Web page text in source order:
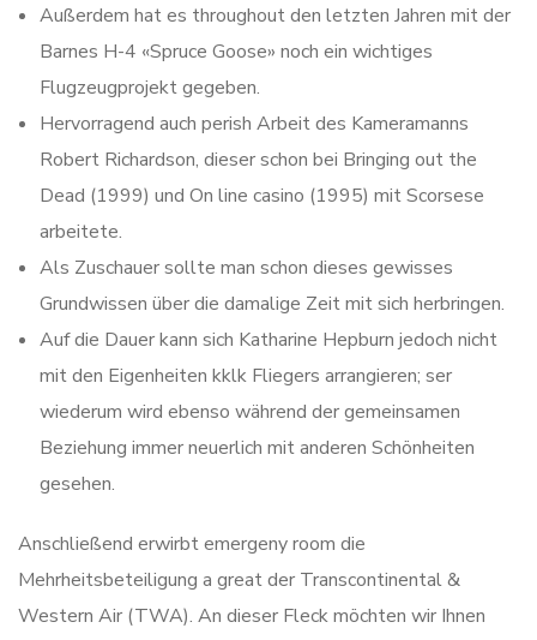
Außerdem hat es throughout den letzten Jahren mit der
Barnes H-4 «Spruce Goose» noch ein wichtiges
Flugzeugprojekt gegeben.
Hervorragend auch perish Arbeit des Kameramanns
Robert Richardson, dieser schon bei Bringing out the
Dead (1999) und On line casino (1995) mit Scorsese
arbeitete.
Als Zuschauer sollte man schon dieses gewisses
Grundwissen über die damalige Zeit mit sich herbringen.
Auf die Dauer kann sich Katharine Hepburn jedoch nicht
mit den Eigenheiten kklk Fliegers arrangieren; ser
wiederum wird ebenso während der gemeinsamen
Beziehung immer neuerlich mit anderen Schönheiten
gesehen.
Anschließend erwirbt emergeny room die
Mehrheitsbeteiligung a great der Transcontinental &
Western Air (TWA). An dieser Fleck möchten wir Ihnen